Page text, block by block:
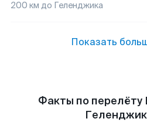
200 км до Геленджика
Показать
Факты по перелёту
Геленджик